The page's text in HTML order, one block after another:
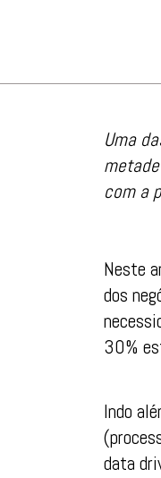
Uma
com a
Neste
dos
30%
Indo
data